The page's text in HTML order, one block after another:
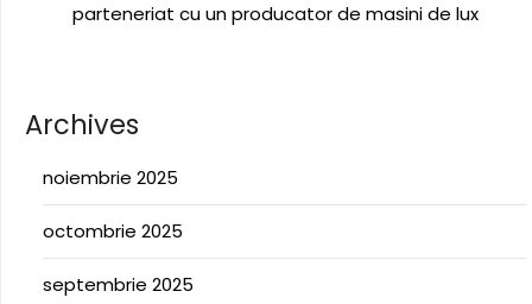
parteneriat cu un producator de masini de lux
Archives
noiembrie 2025
octombrie 2025
septembrie 2025